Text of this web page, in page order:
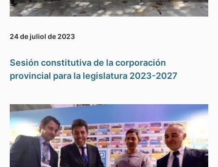
24 de juliol de 2023
Sesión constitutiva de la corporación
provincial para la legislatura 2023-2027